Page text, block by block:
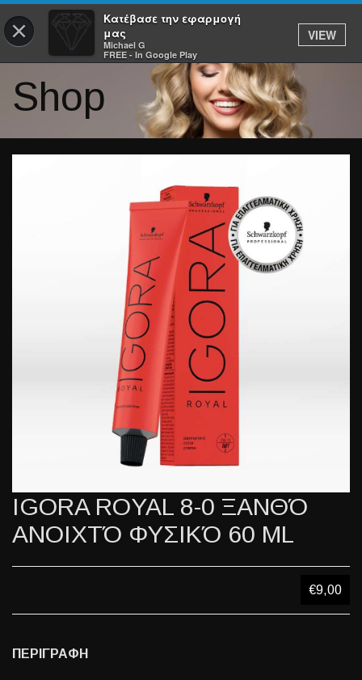
×
Κατέβασε την εφαρμογή
μας
Michael G
FREE - In Google Play
VIEW
Shop
IGORA ROYAL 8-0 ΞΑΝΘΌ
ΑΝΟΙΧΤΌ ΦΥΣΙΚΌ 60 ML
€9,00
ΠΕΡΙΓΡΑΦΗ